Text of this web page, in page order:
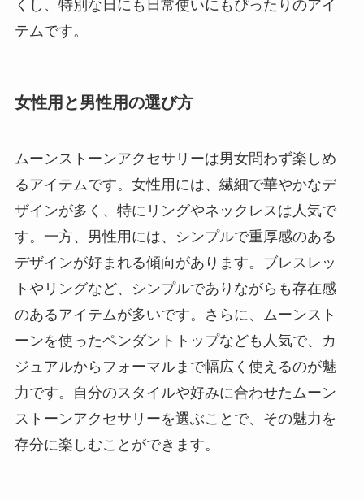
くし、特別な日にも日常使いにもぴったりのアイ
テムです。
女性用と男性用の選び方
ムーンストーンアクセサリーは男女問わず楽しめ
るアイテムです。女性用には、繊細で華やかなデ
ザインが多く、特にリングやネックレスは人気で
す。一方、男性用には、シンプルで重厚感のある
デザインが好まれる傾向があります。ブレスレッ
トやリングなど、シンプルでありながらも存在感
のあるアイテムが多いです。さらに、ムーンスト
ーンを使ったペンダントトップなども人気で、カ
ジュアルからフォーマルまで幅広く使えるのが魅
力です。自分のスタイルや好みに合わせたムーン
ストーンアクセサリーを選ぶことで、その魅力を
存分に楽しむことができます。